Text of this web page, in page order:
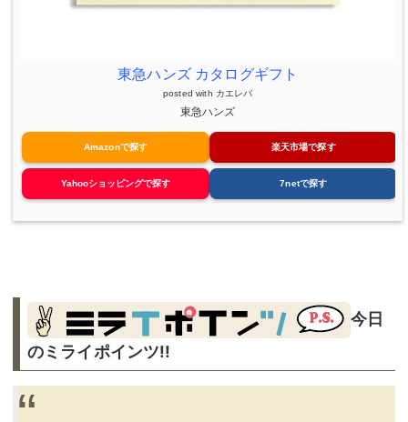
東急ハンズ カタログギフト
posted with カエレバ
東急ハンズ
Amazonで探す 楽天市場で探す
Yahooショッピングで探す 7netで探す
今日
のミライポインツ!!︎